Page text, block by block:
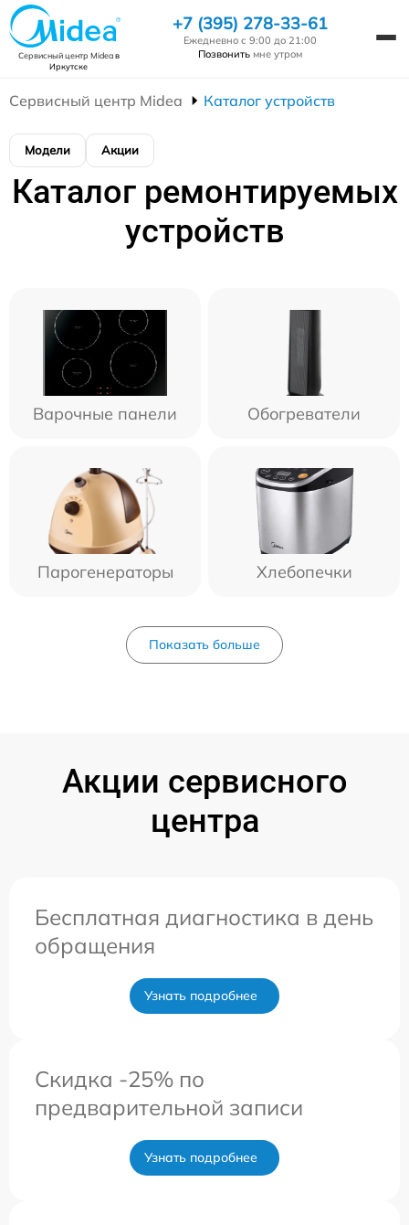
Сервисный центр Mideaв
Иркутске
+7 (395) 278-33-61
Ежедневно с 9:00 до 21:00
Позвонить мне утром
Сервисный центр Midea Каталог устройств
Модели Акции
Каталог ремонтируемых
устройств
Варочные панели Обогреватели
Парогенераторы Хлебопечки
Показать больше
Акции сервисного
центра
Бесплатная диагностика в день
обращения
Узнать подробнее
Скидка -25% по
предварительной записи
Узнать подробнее